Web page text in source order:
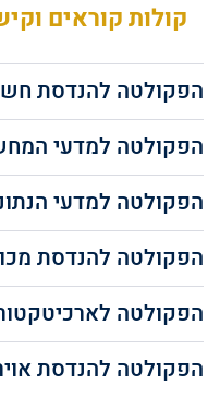
קולות קוראים
הפקולטה להנדסת
הפקולטה למדעי
הפקולטה למדעי
הפקולטה להנדסת
הפקולטה
הפקולטה להנדסת